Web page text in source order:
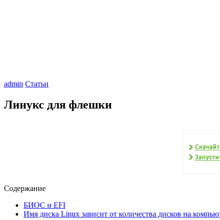
admin Статьи
Линукс для флешки
Содержание
БИОС и EFI
Имя диска Linux зависит от количества дисков на